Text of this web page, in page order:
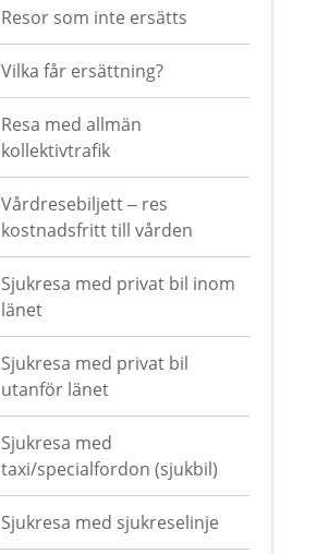
Resor som inte ersätts
Vilka får ersättning?
Resa med allmän
kollektivtrafik
Vårdresebiljett – res
kostnadsfritt till vården
Sjukresa med privat bil inom
länet
Sjukresa med privat bil
utanför länet
Sjukresa med
taxi/specialfordon (sjukbil)
Sjukresa med sjukreselinje